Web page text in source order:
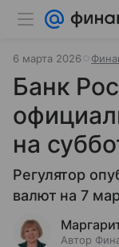
6 марта 2026
Банк
на
Регулятор
валют на 7
Автор